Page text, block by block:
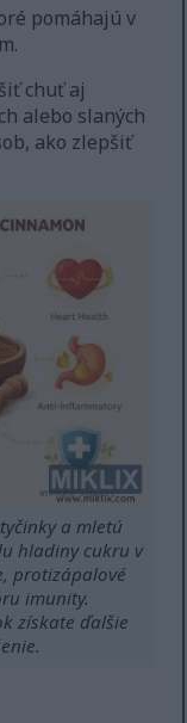
pomáhajú v
chuť aj
alebo slaných
ako zlepšiť
a mletú
hladiny cukru v
protizápalové
imunity.
získate ďalšie